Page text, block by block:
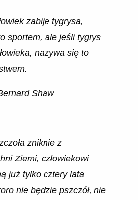
zabije tygrysa,
sportem, ale jeśli tygrys
nazywa się to
Shaw
zniknie z
Ziemi, człowiekowi
już tylko cztery lata
nie będzie pszczół, nie